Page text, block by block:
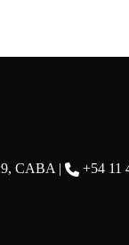
CABA | +54 11